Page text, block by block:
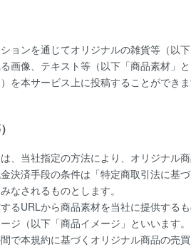
ョンを通じてオリジナルの雑貨等（以
像、テキスト等（以下「商品素材」
を本サービス上に投稿することができま
、当社指定の方法により、オリジナル
決済手段の条件は「特定商取引法に基
なされるものとします。
るURLから商品素材を当社に提供する
（以下「商品イメージ」といいます
で本規約に基づくオリジナル商品の売